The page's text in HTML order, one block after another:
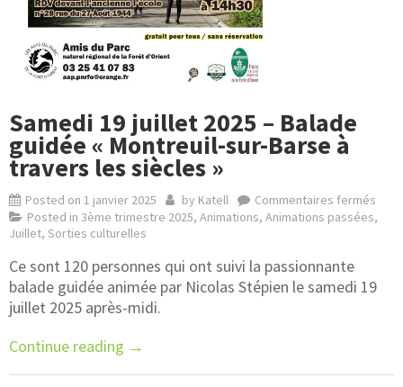
Samedi 19 juillet 2025 – Balade
guidée « Montreuil-sur-Barse à
travers les siècles »
Posted on 1 janvier 2025 by Katell
Commentaires fermés
Posted in 3ème trimestre 2025, Animations, Animations passées,
Juillet, Sorties culturelles
Ce sont 120 personnes qui ont suivi la passionnante
balade guidée animée par Nicolas Stépien le samedi 19
juillet 2025 après-midi.
Continue reading →